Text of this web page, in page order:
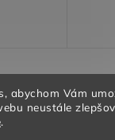
abychom Vám
neustále
.